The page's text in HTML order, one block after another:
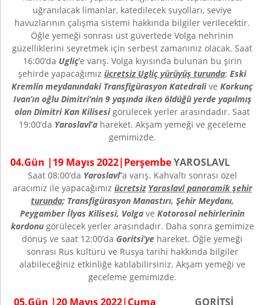
uğranılacak limanlar, katedilecek suyolları, seviye
havuzlarının çalışma sistemi hakkında bilgiler verilecektir.
Öğle yemeği sonrası üst güvertede Volga nehrinin
güzelliklerini seyretmek için serbest zamanınız olacak. Saat
16:00’da Ugliç’e varış. Volga kıyısında bulunan bu şirin
şehirde yapacağımız ücretsiz Ugliç yürüyüş turunda; Eski
Kremlin meydanındaki Transfigürasyon Katedralive Korkunç
Ivan’ın oğlu Dimitri’nin 9 yaşında iken öldüğü yerde yapılmış
olan Dimitri Kan Kilisesigörülecek yerler arasındadır. Saat
19:00’da Yaroslavl’ahareket. Akşam yemeği ve geceleme
gemimizde.
04.Gün |19 Mayıs2022|PerşembeYAROSLAVL
Saat 08:00’da Yaroslavl’’a varış. Kahvaltı sonrası özel
aracımız ile yapacağımız ücretsiz Yaroslavl panoramik şehir
turunda; Transfigürasyon Manastırı, Şehir Meydanı,
Peygamber İlyas Kilisesi, Volga ve Kotorosol nehirlerinin
kordonu görülecek yerler arasındadır. Daha sonra gemimize
dönüş ve saat 12:00’da Goritsi’ye hareket. Öğle yemeği
sonrası Rus kültürü ve Rusya tarihi hakkında bilgiler
alabileceğiniz etkinliğe katılabilirsiniz. Akşam yemeği ve
geceleme gemimizde.
05.Gün |20 Mayıs2022|Cuma GORİTSİ